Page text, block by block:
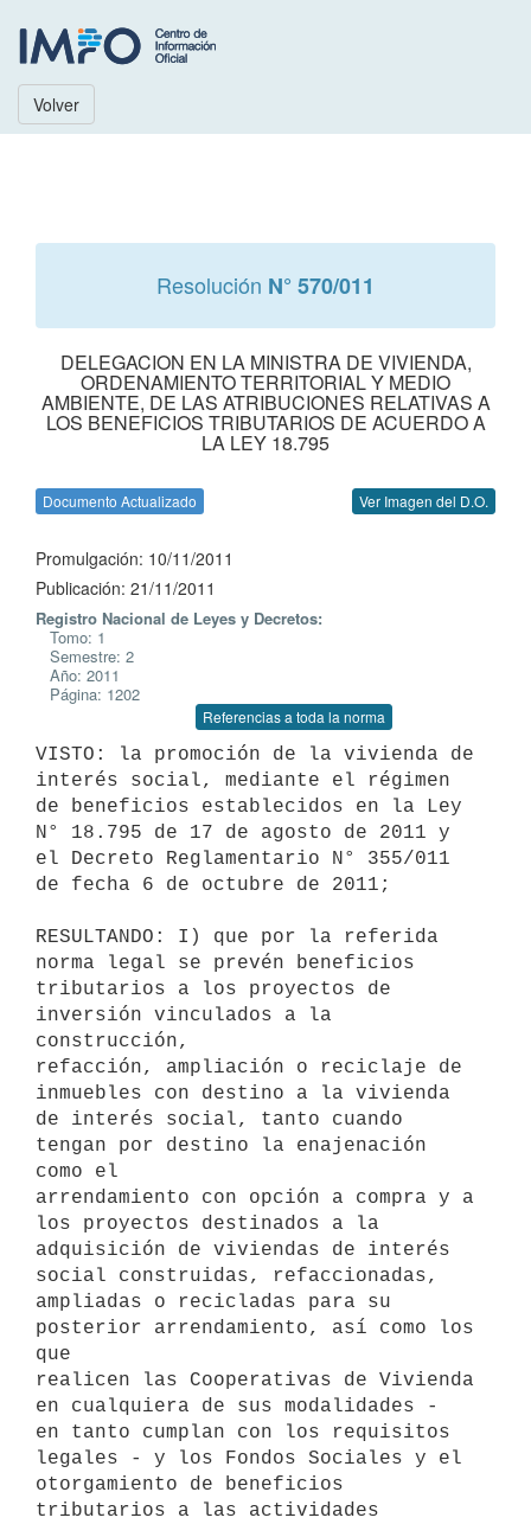
Volver
Resolución N° 570/011
DELEGACION EN LA MINISTRA DE VIVIENDA,
ORDENAMIENTO TERRITORIAL Y MEDIO
AMBIENTE, DE LAS ATRIBUCIONES RELATIVAS A
LOS BENEFICIOS TRIBUTARIOS DE ACUERDO A
LA LEY 18.795
Documento Actualizado Ver Imagen del D.O.
Promulgación: 10/11/2011
Publicación: 21/11/2011
Registro Nacional de Leyes y Decretos:
Tomo: 1
Semestre: 2
Año: 2011
Página: 1202
Referencias a toda la norma
VISTO: la promoción de la vivienda de
interés social, mediante el régimen
de beneficios establecidos en la Ley
N° 18.795 de 17 de agosto de 2011 y
el Decreto Reglamentario N° 355/011
de fecha 6 de octubre de 2011;
RESULTANDO: I) que por la referida
norma legal se prevén beneficios
tributarios a los proyectos de
inversión vinculados a la
construcción,
refacción, ampliación o reciclaje de
inmuebles con destino a la vivienda
de interés social, tanto cuando
tengan por destino la enajenación
como el
arrendamiento con opción a compra y a
los proyectos destinados a la
adquisición de viviendas de interés
social construidas, refaccionadas,
ampliadas o recicladas para su
posterior arrendamiento, así como los
que
realicen las Cooperativas de Vivienda
en cualquiera de sus modalidades -
en tanto cumplan con los requisitos
legales - y los Fondos Sociales y el
otorgamiento de beneficios
tributarios a las actividades